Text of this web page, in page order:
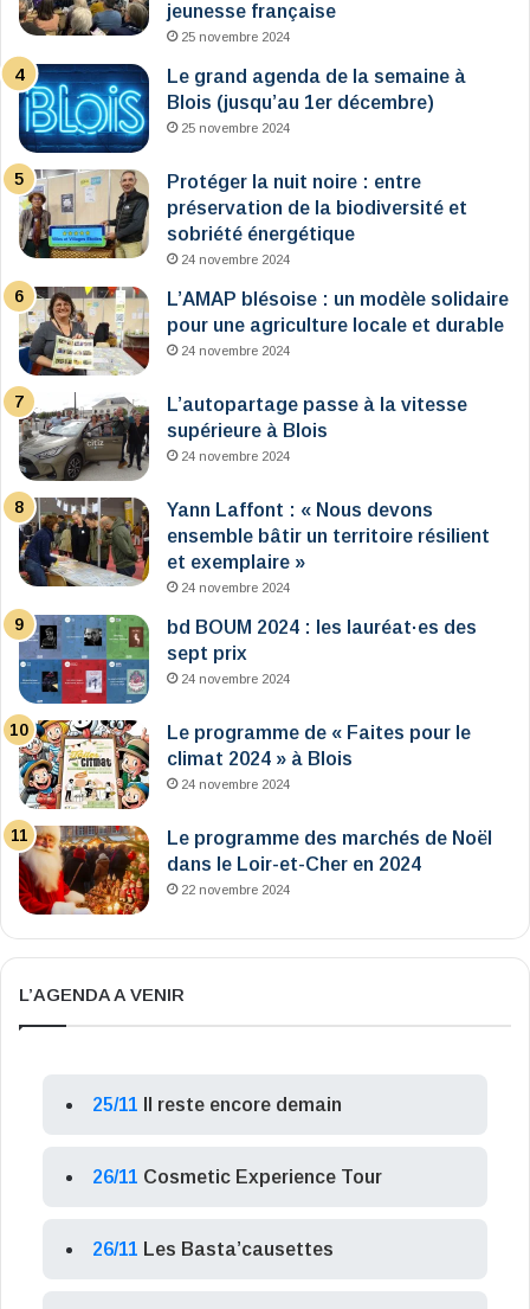
jeunesse française
25 novembre 2024
Le grand agenda de la semaine à
Blois (jusqu’au 1er décembre)
25 novembre 2024
Protéger la nuit noire : entre
préservation de la biodiversité et
sobriété énergétique
24 novembre 2024
L’AMAP blésoise : un modèle solidaire
pour une agriculture locale et durable
24 novembre 2024
L’autopartage passe à la vitesse
supérieure à Blois
24 novembre 2024
Yann Laffont : « Nous devons
ensemble bâtir un territoire résilient
et exemplaire »
24 novembre 2024
bd BOUM 2024 : les lauréat·es des
sept prix
24 novembre 2024
Le programme de « Faites pour le
climat 2024 » à Blois
24 novembre 2024
Le programme des marchés de Noël
dans le Loir-et-Cher en 2024
22 novembre 2024
L’AGENDA A VENIR
25/11 Il reste encore demain
26/11 Cosmetic Experience Tour
26/11 Les Basta’causettes